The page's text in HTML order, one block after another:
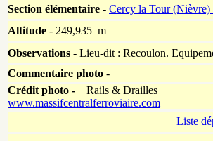
Section élémentaire - Cercy la Tour (Nièvre)
Altitude - 249,935 m
Observations - Lieu-dit : Recoulon.
Commentaire photo -
Crédit photo - Rails & Drailles
www.massifcentralferroviaire.com
Liste